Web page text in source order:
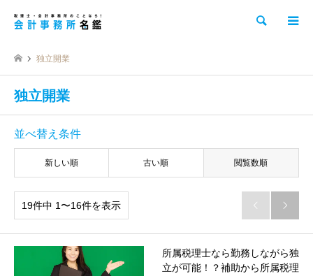
検索
独立開業
独立開業
並べ替え条件
新しい順 古い順 閲覧数順
19件中 1〜16件を表示  
所属税理士なら勤務しながら独
立が可能！？補助から所属税理